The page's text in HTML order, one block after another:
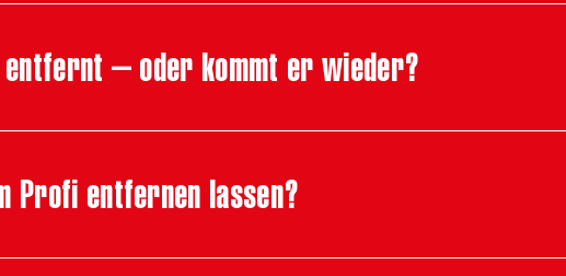
– oder kommt er wieder?
Profi entfernen lassen?